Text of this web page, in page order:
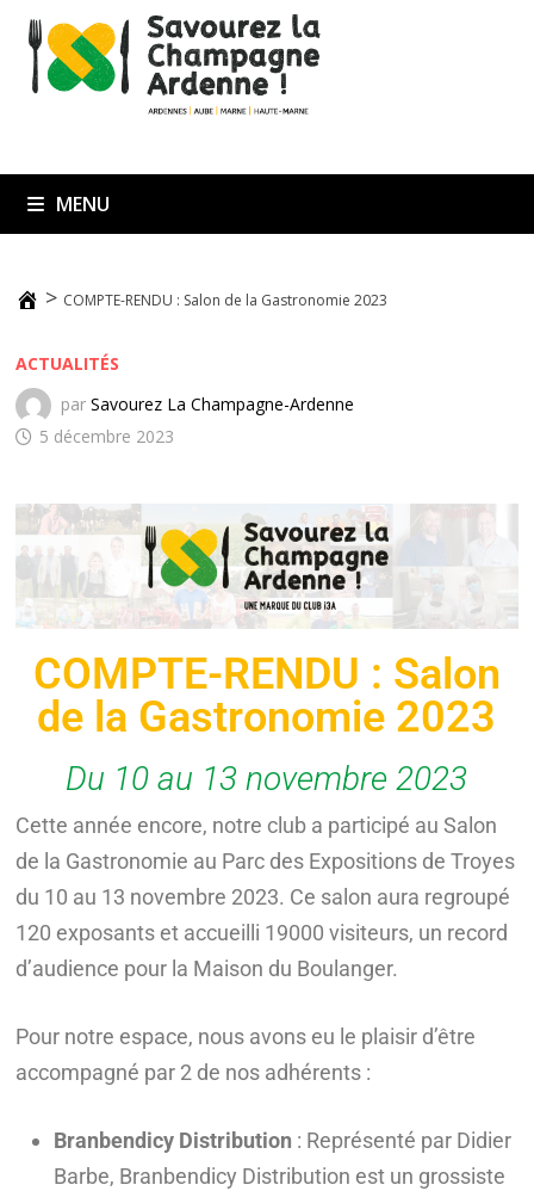
MENU
> COMPTE-RENDU : Salon de la Gastronomie 2023
ACTUALITÉS
parSavourez La Champagne-Ardenne
5 décembre 2023
COMPTE-RENDU : Salon
de la Gastronomie 2023
Du 10 au 13 novembre 2023
Cette année encore, notre club a participé au Salon
de la Gastronomie au Parc des Expositions de Troyes
du 10 au 13 novembre 2023. Ce salon aura regroupé
120 exposants et accueilli 19000 visiteurs, un record
d’audience pour la Maison du Boulanger.
Pour notre espace, nous avons eu le plaisir d’être
accompagné par 2 de nos adhérents :
Branbendicy Distribution : Représenté par Didier
Barbe, Branbendicy Distribution est un grossiste